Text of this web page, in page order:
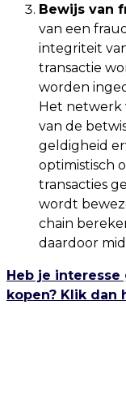
Bewijs van
van een
integriteit
transactie
worden
Het netwerk
van de
geldigheid
optimistisch
transacties
wordt
chain
daardoor
Heb je
kopen? Klik dan